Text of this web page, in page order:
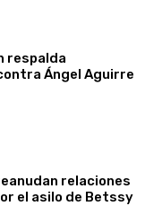
respalda
Ángel Aguirre
relaciones
el asilo de Betssy